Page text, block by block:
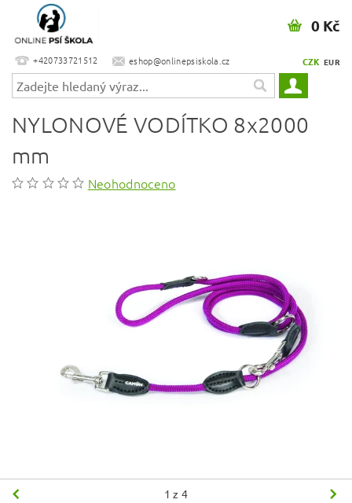
+420733721512 eshop@onlinepsiskola.cz CZK EUR
0 Kč
NYLONOVÉ VODÍTKO 8x2000
mm
Neohodnoceno
1 z 4